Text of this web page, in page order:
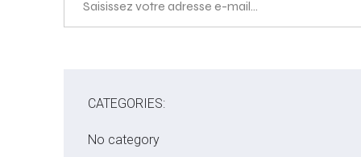
CATEGORIES:
No category